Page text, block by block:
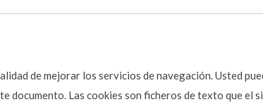
de mejorar los servicios de navegación. Usted
documento. Las cookies son ficheros de texto que el